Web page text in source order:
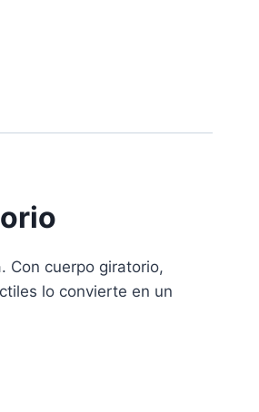
Con cuerpo giratorio,
lo convierte en un